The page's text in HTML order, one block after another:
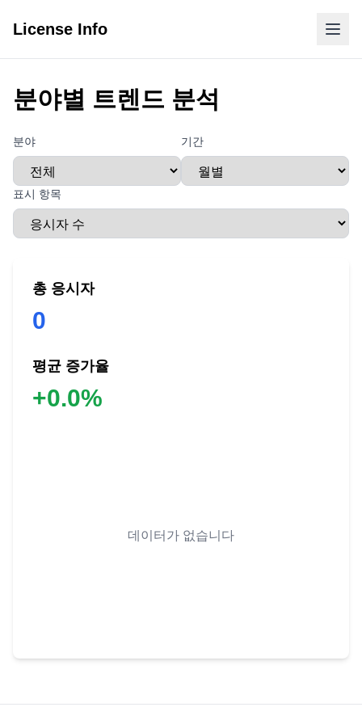
License Info
분야별 트렌드 분석
분야 기간
표시 항목
총 응시자
0
평균 증가율
+0.0%
데이터가 없습니다